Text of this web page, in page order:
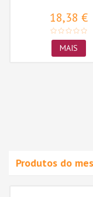
18,38 €
MAIS
Produtos do